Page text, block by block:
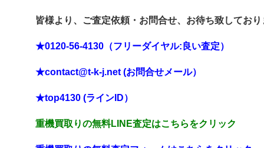
皆様より、ご査定依頼・お問合せ、お待ち致しており
★0120-56-4130（フリーダイヤル:良い査定）
★contact@t-k-j.net (お問合せメール）
★top4130 (ラインID）
重機買取りの無料LINE査定はこちらをクリック